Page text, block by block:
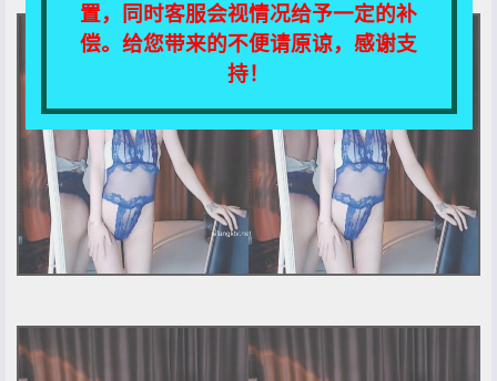
置，同时客服会视情况给予一定的补
偿。给您带来的不便请原谅，感谢支
持！